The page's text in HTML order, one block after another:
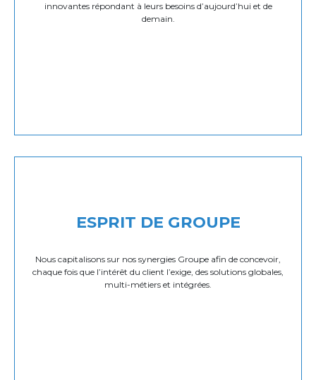
innovantes répondant à leurs besoins d’aujourd’hui et de
demain.
ESPRIT DE GROUPE
Nous capitalisons sur nos synergies Groupe afin de concevoir,
chaque fois que l’intérêt du client l’exige, des solutions globales,
multi-métiers et intégrées.